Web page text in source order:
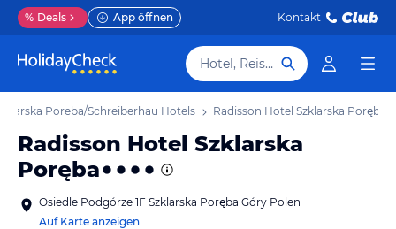
% Deals App öffnen Kontakt
Hotel, Reiseziel
Poreba/Schreiberhau Hotels Radisson Hotel Szklarska Poręba
Radisson Hotel Szklarska
Poręba
Osiedle Podgórze 1F Szklarska Poręba Góry Polen
Auf Karte anzeigen